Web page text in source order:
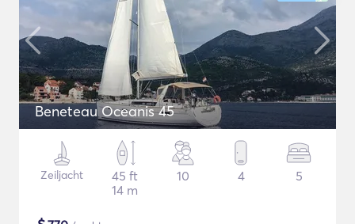
Beneteau Oceanis 45
Zeiljacht
45 ft
14 m
10 4 5